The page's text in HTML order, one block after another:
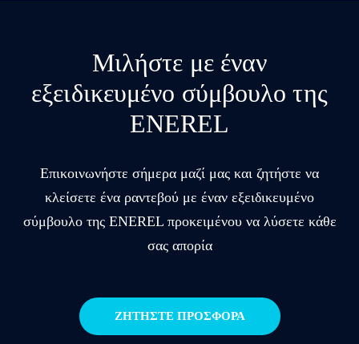
Μιλήστε με έναν
εξειδικευμένο σύμβουλο της
ENEREL
Επικοινωνήστε σήμερα μαζί μας και ζητήστε να
κλείσετε ένα ραντεβού με έναν εξειδικευμένο
σύμβουλο της ENEREL προκειμένου να λύσετε κάθε
σας απορία
ΖΗΤΗΣΤΕ ΠΡΟΣΦΟΡΑ